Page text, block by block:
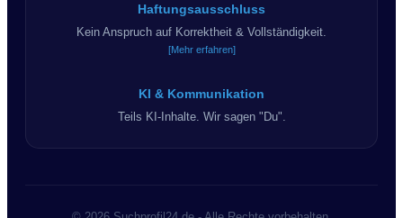
Haftungsausschluss
Kein Anspruch auf Korrektheit & Vollständigkeit.
[Mehr erfahren]
KI & Kommunikation
Teils KI-Inhalte. Wir sagen "Du".